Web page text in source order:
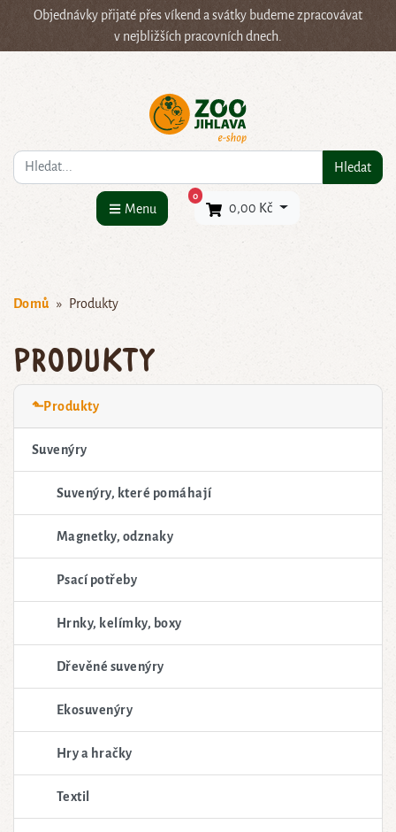
Objednávky přijaté přes víkend a svátky budeme zpracovávat
v nejbližších pracovních dnech.
Co hledáte? Hledat
Menu
0×
0,00 Kč
Domů Produkty
Produkty
⬑Produkty
Suvenýry
Suvenýry, které pomáhají
Magnetky, odznaky
Psací potřeby
Hrnky, kelímky, boxy
Dřevěné suvenýry
Ekosuvenýry
Hry a hračky
Textil